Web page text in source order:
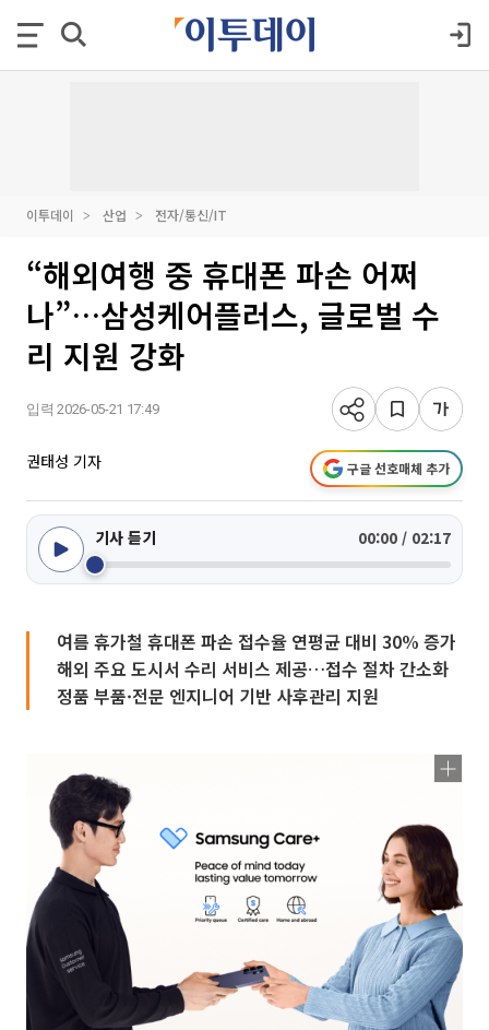
이투데이 산업 전자/통신/IT
“해외여행 중 휴대폰 파손 어쩌
나”…삼성케어플러스, 글로벌 수
리 지원 강화
입력 2026-05-21 17:49
권태성 기자 구글 선호매체 추가
기사 듣기 00:00 / 02:17
여름 휴가철 휴대폰 파손 접수율 연평균 대비 30% 증가
해외 주요 도시서 수리 서비스 제공…접수 절차 간소화
정품 부품·전문 엔지니어 기반 사후관리 지원